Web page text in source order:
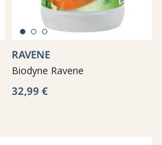
RAVENE
Biodyne Ravene
32,99 €